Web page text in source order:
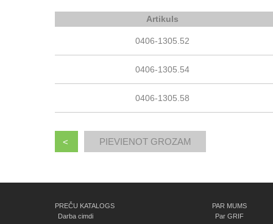
Artikuls
0406-1305.52
0406-1305.54
0406-1305.58
<
PREČU KATALOGS
Darba cimdi
PAR MUMS
Par GRIF